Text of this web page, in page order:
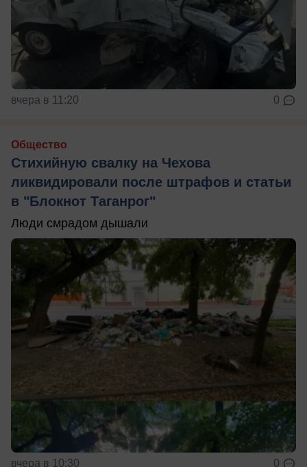
вчера в 11:20 0
Общество
Стихийную свалку на Чехова
ликвидировали после штрафов и статьи
в "Блокнот Таганрог"
Люди смрадом дышали
вчера в 10:30 0